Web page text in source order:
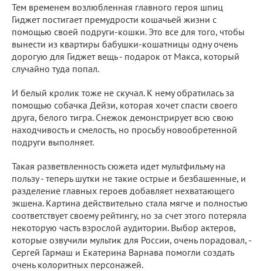
Тем временем возлюбленная главного героя шпиц
Гиджет постигает премудрости кошачьей жизни с
помощью своей подруги-кошки. Это все для того, чтобы
вынести из квартиры бабушки-кошатницы одну очень
дорогую для Гиджет вещь - подарок от Макса, который
случайно туда попал.
И белый кролик тоже не скучал. К нему обратилась за
помощью собачка Дейзи, которая хочет спасти своего
друга, белого тигра. Снежок демонстрирует всю свою
находчивость и смелость, но просьбу новообретенной
подруги выполняет.
Такая разветвленность сюжета идет мультфильму на
пользу - теперь шутки не такие острые и безбашенные, и
разделение главных героев добавляет нехватающего
экшена. Картина действительно стала мягче и полностью
соответствует своему рейтингу, но за счет этого потеряла
некоторую часть взрослой аудитории. Выбор актеров,
которые озвучили мультик для России, очень порадовал, -
Сергей Гармаш и Екатерина Варнава помогли создать
очень колоритных персонажей.